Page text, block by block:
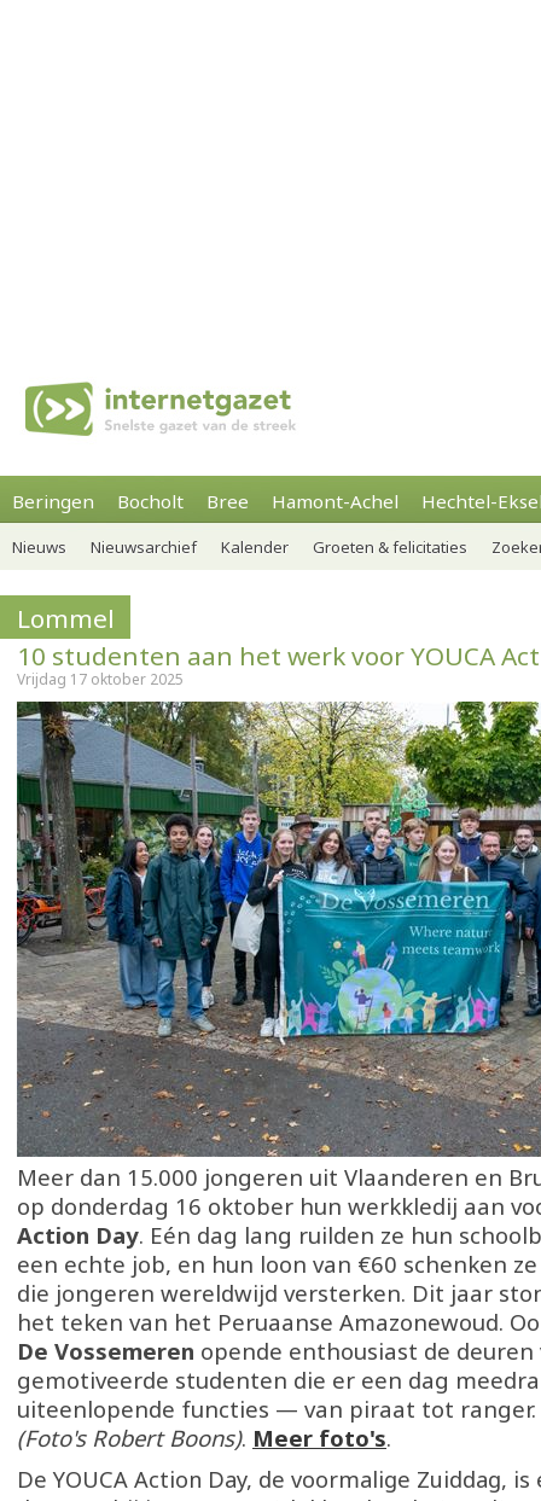
Beringen Bocholt Bree Hamont-Achel Hechtel-
Nieuws Nieuwsarchief Kalender Groeten & felicitaties
Lommel
10 studenten aan het werk voor YOUCA
Vrijdag 17 oktober 2025
Meer dan 15.000 jongeren uit Vlaanderen en
op donderdag 16 oktober hun werkkledij aan
Action Day. Eén dag lang ruilden ze hun
een echte job, en hun loon van €60 schenken
die jongeren wereldwijd versterken. Dit jaar
het teken van het Peruaanse Amazonewoud.
De Vossemeren opende enthousiast de
gemotiveerde studenten die er een dag
uiteenlopende functies — van piraat tot ranger.
(Foto's Robert Boons). Meer foto's.
De YOUCA Action Day, de voormalige Zuiddag,